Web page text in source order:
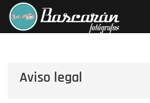
Saltar
contenido
Aviso legal